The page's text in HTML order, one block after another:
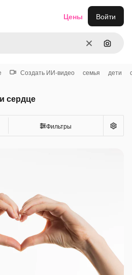
ОчиститьПоиск
Цены Войти
Создать ИИ-видео семья дети
сердце
Фильтры